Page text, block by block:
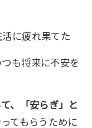
に疲れ果てた
も将来に不安を
、「安らぎ」と
てもらうために